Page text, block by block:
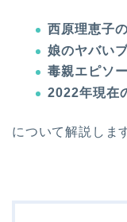
西原理恵子
娘のヤバい
毒親エピソ
2022年現在
について解説しま